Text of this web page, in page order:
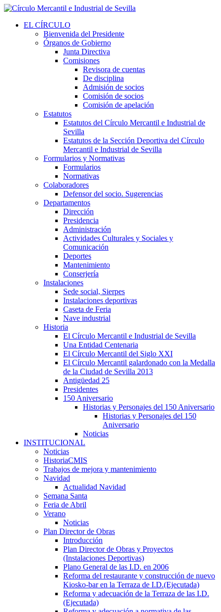
EL CÍRCULO
Bienvenida del Presidente
Órganos de Gobierno
Junta Directiva
Comisiones
Revisora de cuentas
De disciplina
Admisión de socios
Comisión de socios
Comisión de apelación
Estatutos
Estatutos del Círculo Mercantil e Industrial de
Sevilla
Estatutos de la Sección Deportiva del Círculo
Mercantil e Industrial de Sevilla
Formularios y Normativas
Formularios
Normativas
Colaboradores
Defensor del socio. Sugerencias
Departamentos
Dirección
Presidencia
Administración
Actividades Culturales y Sociales y
Comunicación
Deportes
Mantenimiento
Conserjería
Instalaciones
Sede social, Sierpes
Instalaciones deportivas
Caseta de Feria
Nave industrial
Historia
El Círculo Mercantil e Industrial de Sevilla
Una Entidad Centenaria
El Círculo Mercantil del Siglo XXI
El Círculo Mercantil galardonado con la Medalla
de la Ciudad de Sevilla 2013
Antigüedad 25
Presidentes
150 Aniversario
Historias y Personajes del 150 Aniversario
Historias y Personajes del 150
Aniversario
Noticias
INSTITUCIONAL
Noticias
HistoriaCMIS
Trabajos de mejora y mantenimiento
Navidad
Actualidad Navidad
Semana Santa
Feria de Abril
Verano
Noticias
Plan Director de Obras
Introducción
Plan Director de Obras y Proyectos
(Instalaciones Deportivas)
Plano General de las I.D. en 2006
Reforma del restaurante y construcción de nuevo
Kiosko-bar en la Terraza de I.D.(Ejecutada)
Reforma y adecuación de la Terraza de las I.D.
(Ejecutada)